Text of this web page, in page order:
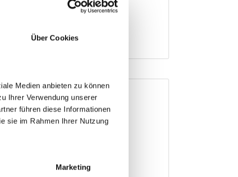
Über Cookies
Medien anbieten zu können
Ihrer Verwendung unserer
führen diese Informationen
sie im Rahmen Ihrer Nutzung
Marketing